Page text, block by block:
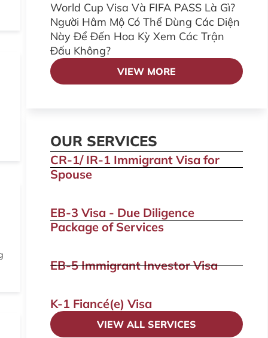
World Cup Visa Và FIFA PASS Là Gì?
Người Hâm Mộ Có Thể Dùng Các Diện
Này Để Đến Hoa Kỳ Xem Các Trận
Đấu Không?
VIEW MORE
OUR SERVICES
CR-1/ IR-1 Immigrant Visa for
Spouse
EB-3 Visa - Due Diligence
Package of Services
EB-5 Immigrant Investor Visa
K-1 Fiancé(e) Visa
VIEW ALL SERVICES